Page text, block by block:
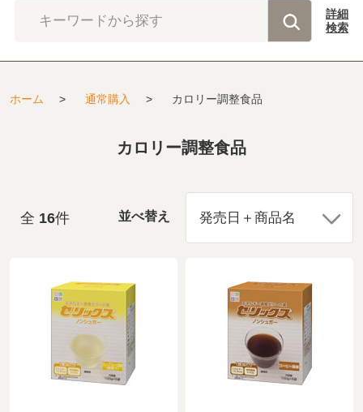
キーワードから探す
詳細
検索
ホーム > 通常購入 > カロリー調整食品
カロリー調整食品
全 16件